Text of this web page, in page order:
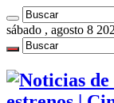
sábado , agosto 8